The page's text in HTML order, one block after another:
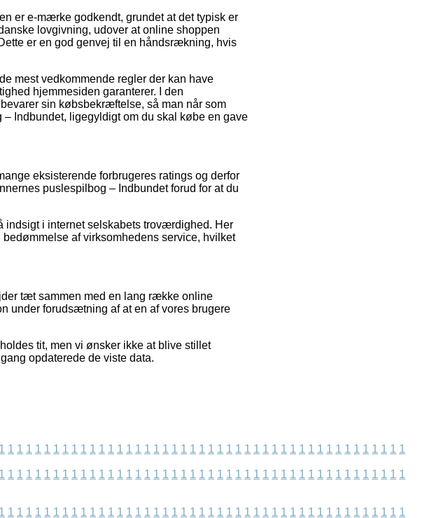
er e-mærke godkendt, grundet at det typisk er
lovgivning, udover at online shoppen
er en god genvej til en håndsrækning, hvis
mest vedkommende regler der kan have
hjemmesiden garanterer. I den
sin købsbekræftelse, så man når som
Indbundet, ligegyldigt om du skal købe en gave
eksisterende forbrugeres ratings og derfor
puslespilbog – Indbundet forud for at du
indsigt i internet selskabets troværdighed. Her
af virksomhedens service, hvilket
tæt sammen med en lang række online
under forudsætning af at en af vores brugere
tit, men vi ønsker ikke at blive stillet
opdaterede de viste data.
1 1 1 1 1 1 1 1 1 1 1 1 1 1 1 1 1 1 1 1 1 1 1 1 1 1 1 1 1 1 1 1 1 1 1 1 1 1 1 1 1 1 1 1 1
1 1 1 1 1 1 1 1 1 1 1 1 1 1 1 1 1 1 1 1 1 1 1 1 1 1 1 1 1 1 1 1 1 1 1 1 1 1 1 1 1 1 1 1 1
1 1 1 1 1 1 1 1 1 1 1 1 1 1 1 1 1 1 1 1 1 1 1 1 1 1 1 1 1 1 1 1 1 1 1 1 1 1 1 1 1 1 1 1 1